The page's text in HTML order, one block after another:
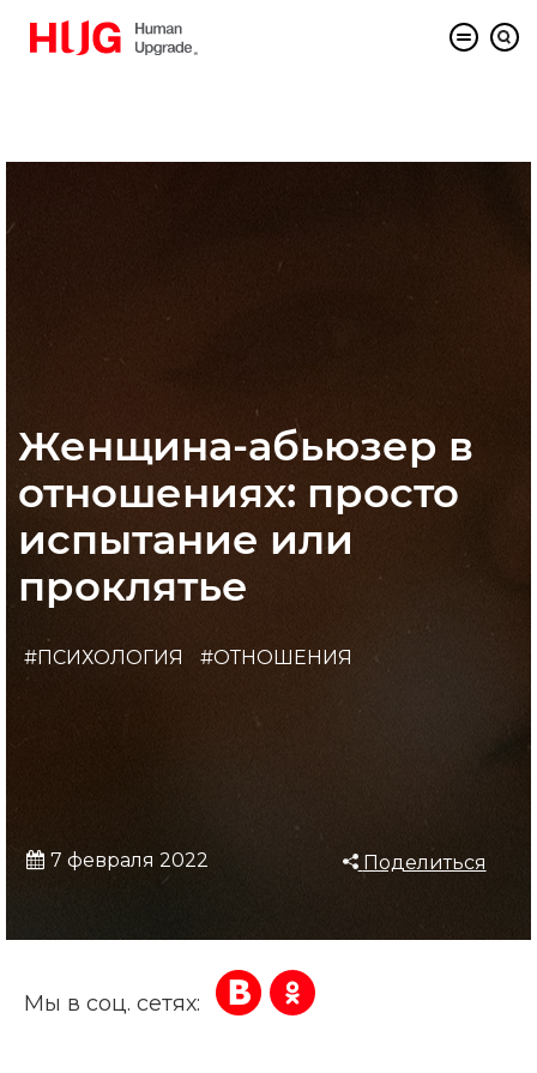
Женщина-абьюзер в
отношениях: просто
испытание или
проклятье
#ПСИХОЛОГИЯ #ОТНОШЕНИЯ
7 февраля 2022 Поделиться
Мы в соц. сетях: